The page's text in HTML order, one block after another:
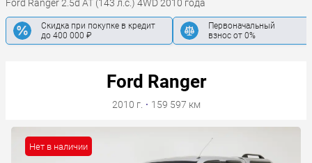
Ford Ranger 2.5d AT (143 л.с.) 4WD 2010 года
Скидка при покупке в кредит
до 400 000 ₽
Первоначальный
взнос от 0%
Ford Ranger
2010 г. · 159 597 км
Нет в наличии